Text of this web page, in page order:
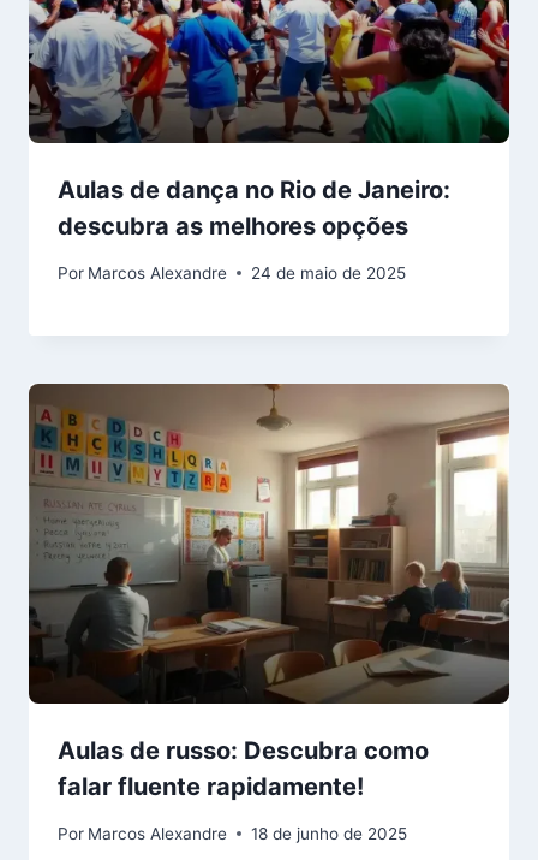
Aulas de dança no Rio de Janeiro:
descubra as melhores opções
Por Marcos Alexandre 24 de maio de 2025
Aulas de russo: Descubra como
falar fluente rapidamente!
Por Marcos Alexandre 18 de junho de 2025